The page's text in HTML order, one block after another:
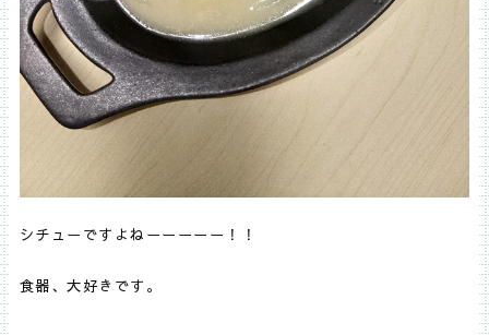
シチューですよねーーーーー！！
食器、大好きです。